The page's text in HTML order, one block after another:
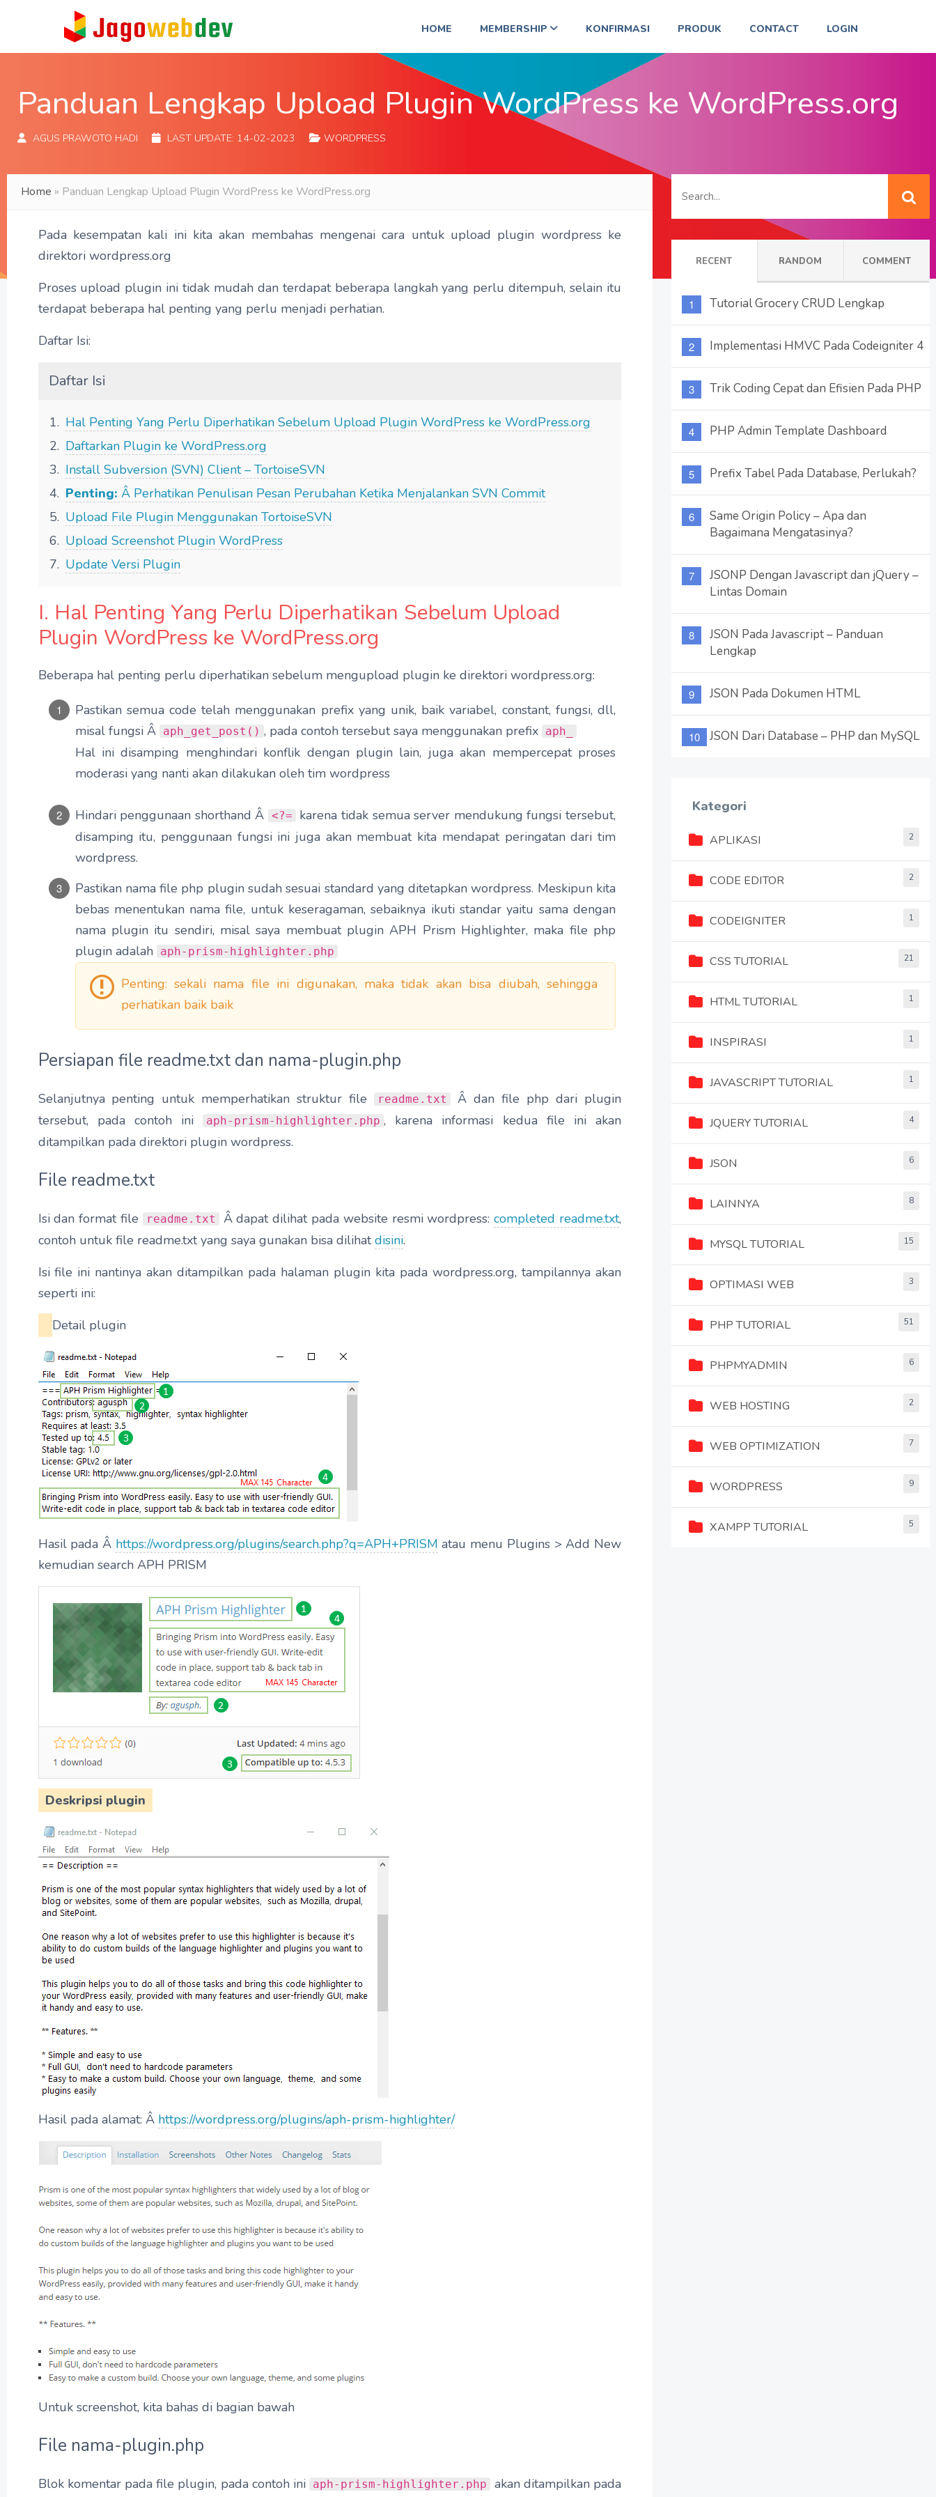
HOME MEMBERSHIP KONFIRMASI PRODUK CONTACT LOGIN
Panduan Lengkap Upload Plugin WordPress ke WordPress.org
AGUS PRAWOTO HADI LAST UPDATE: 14-02-2023 WORDPRESS
Home » Panduan Lengkap Upload Plugin WordPress ke WordPress.org
Pada kesempatan kali ini kita akan membahas mengenai cara untuk upload plugin wordpress ke
direktori wordpress.org
Proses upload plugin ini tidak mudah dan terdapat beberapa langkah yang perlu ditempuh, selain itu
terdapat beberapa hal penting yang perlu menjadi perhatian.
Daftar Isi:
Daftar Isi
Hal Penting Yang Perlu Diperhatikan Sebelum Upload Plugin WordPress ke WordPress.org
Daftarkan Plugin ke WordPress.org
Install Subversion (SVN) Client – TortoiseSVN
Penting: Â Perhatikan Penulisan Pesan Perubahan Ketika Menjalankan SVN Commit
Upload File Plugin Menggunakan TortoiseSVN
Upload Screenshot Plugin WordPress
Update Versi Plugin
I. Hal Penting Yang Perlu Diperhatikan Sebelum Upload
Plugin WordPress ke WordPress.org
Beberapa hal penting perlu diperhatikan sebelum mengupload plugin ke direktori wordpress.org:
Pastikan semua code telah menggunakan prefix yang unik, baik variabel, constant, fungsi, dll,
misal fungsi Â aph_get_post() , pada contoh tersebut saya menggunakan prefix aph_
Hal ini disamping menghindari konflik dengan plugin lain, juga akan mempercepat proses
moderasi yang nanti akan dilakukan oleh tim wordpress
Hindari penggunaan shorthand Â <?=
karena tidak semua server mendukung fungsi tersebut,
disamping itu, penggunaan fungsi ini juga akan membuat kita mendapat peringatan dari tim
wordpress.
Pastikan nama file php plugin sudah sesuai standard yang ditetapkan wordpress. Meskipun kita
bebas menentukan nama file, untuk keseragaman, sebaiknya ikuti standar yaitu sama dengan
nama plugin itu sendiri, misal saya membuat plugin APH Prism Highlighter, maka file php
plugin adalah aph-prism-highlighter.php
Penting: sekali nama file ini digunakan, maka tidak akan bisa diubah, sehingga
perhatikan baik baik
Persiapan file readme.txt dan nama-plugin.php
Selanjutnya penting untuk memperhatikan struktur file readme.txt
Â dan file php dari plugin
tersebut, pada contoh ini
aph-prism-highlighter.php , karena informasi kedua file ini akan
ditampilkan pada direktori plugin wordpress.
File readme.txt
Isi dan format file readme.txt Â dapat dilihat pada website resmi wordpress:completed readme.txt,
contoh untuk file readme.txt yang saya gunakan bisa dilihatdisini.
Isi file ini nantinya akan ditampilkan pada halaman plugin kita pada wordpress.org, tampilannya akan
seperti ini:
Detail plugin
Hasil pada Â https://wordpress.org/plugins/search.php?q=APH+PRISM atau menu Plugins > Add New
kemudian search APH PRISM
Deskripsi plugin
Hasil pada alamat: Â https://wordpress.org/plugins/aph-prism-highlighter/
Untuk screenshot, kita bahas di bagian bawah
File nama-plugin.php
Blok komentar pada file plugin, pada contoh ini aph-prism-highlighter.php akan ditampilkan pada
RECENT RANDOM COMMENT
Tutorial Grocery CRUD Lengkap
Implementasi HMVC Pada Codeigniter 4
Trik Coding Cepat dan Efisien Pada PHP
PHP Admin Template Dashboard
Prefix Tabel Pada Database, Perlukah?
Same Origin Policy – Apa dan
Bagaimana Mengatasinya?
JSONP Dengan Javascript dan jQuery –
Lintas Domain
JSON Pada Javascript – Panduan
Lengkap
JSON Pada Dokumen HTML
JSON Dari Database – PHP dan MySQL
Kategori
APLIKASI 2
CODE EDITOR 2
CODEIGNITER 1
CSS TUTORIAL 21
HTML TUTORIAL 1
INSPIRASI 1
JAVASCRIPT TUTORIAL 1
JQUERY TUTORIAL 4
JSON 6
LAINNYA 8
MYSQL TUTORIAL 15
OPTIMASI WEB 3
PHP TUTORIAL 51
PHPMYADMIN 6
WEB HOSTING 2
WEB OPTIMIZATION 7
WORDPRESS 9
XAMPP TUTORIAL 5